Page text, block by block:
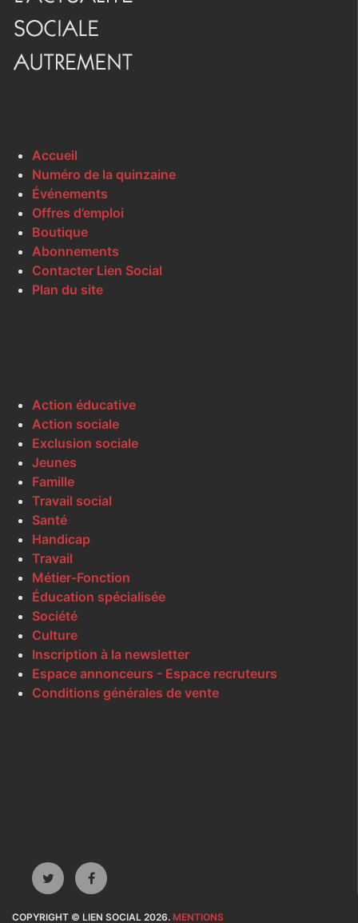
Accueil
Numéro de la quinzaine
Événements
Offres d’emploi
Boutique
Abonnements
Contacter Lien Social
Plan du site
Action éducative
Action sociale
Exclusion sociale
Jeunes
Famille
Travail social
Santé
Handicap
Travail
Métier-Fonction
Éducation spécialisée
Société
Culture
Inscription à la newsletter
Espace annonceurs - Espace recruteurs
Conditions générales de vente
COPYRIGHT © LIEN SOCIAL 2026. MENTIONS